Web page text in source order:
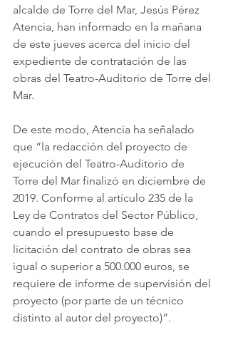
alcalde de Torre del Mar, Jesús Pérez
Atencia, han informado en la mañana
de este jueves acerca del inicio del
expediente de contratación de las
obras del Teatro-Auditorio de Torre del
Mar.
De este modo, Atencia ha señalado
que “la redacción del proyecto de
ejecución del Teatro-Auditorio de
Torre del Mar finalizó en diciembre de
2019. Conforme al artículo 235 de la
Ley de Contratos del Sector Público,
cuando el presupuesto base de
licitación del contrato de obras sea
igual o superior a ‪500.000‬ euros, se
requiere de informe de supervisión del
proyecto (por parte de un técnico
distinto al autor del proyecto)”.